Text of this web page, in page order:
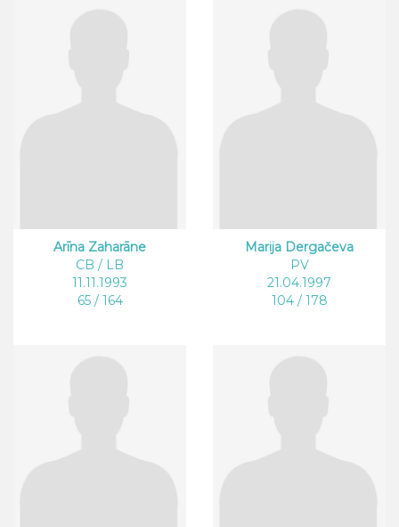
Arīna Zaharāne
CB / LB
11.11.1993
65 / 164
Marija Dergačeva
PV
21.04.1997
104 / 178